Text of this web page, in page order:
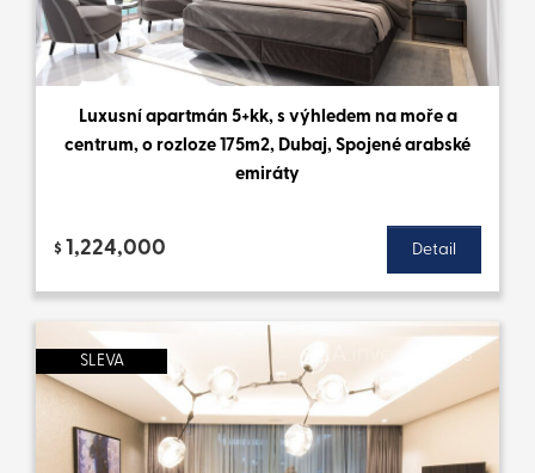
Luxusní apartmán 5+kk, s výhledem na moře a
centrum, o rozloze 175m2, Dubaj, Spojené arabské
emiráty
$ 1,224,000 Detail
SLEVA